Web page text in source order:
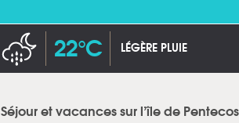
22°C LÉGÈRE PLUIE
Séjour et vacances sur l’île de